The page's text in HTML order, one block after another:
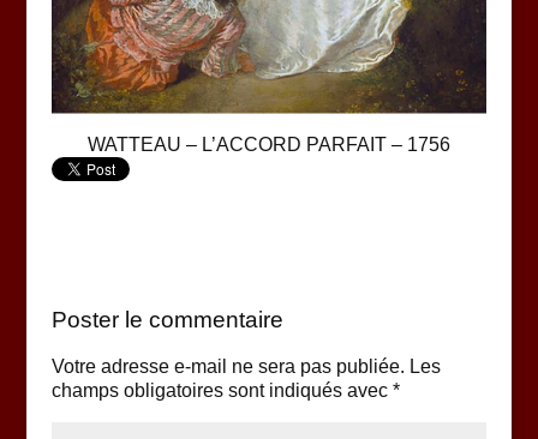
WATTEAU – L’ACCORD PARFAIT – 1756
Poster le commentaire
Votre adresse e-mail ne sera pas publiée. Les
champs obligatoires sont indiqués avec *